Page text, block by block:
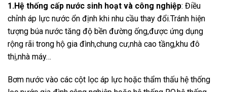
1.Hệ thống cấp nước sinh hoạt và công nghiệp: Điều
chỉnh áp lực nước ổn định khi nhu cầu thay đổi.Tránh hiện
tượng búa nước tăng độ bền đường ống,được ứng dụng
rộng rãi trong hộ gia đình,chung cư,nhà cao tầng,khu đô
thị,nhà máy…
Bơm nước vào các cột lọc áp lực hoặc thẩm thấu hệ thống